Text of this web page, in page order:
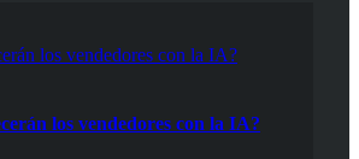
los vendedores con la IA?
los vendedores con la IA?